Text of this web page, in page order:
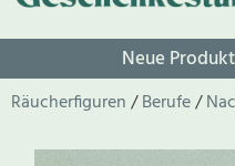
Neue
Räucherfiguren Berufe